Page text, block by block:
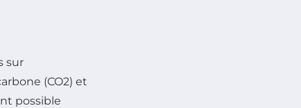
sur
(CO2) et
possible